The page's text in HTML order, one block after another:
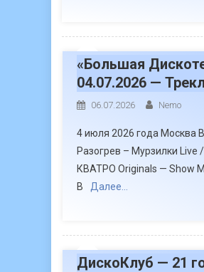
«Большая
04.07.2026 —
06.07.2026 Nemo
4 июля 2026 года Москва
Разогрев – Мурзилки Live
КВАТРО Originals — Show
B
Далее…
ДискоКлуб — 21